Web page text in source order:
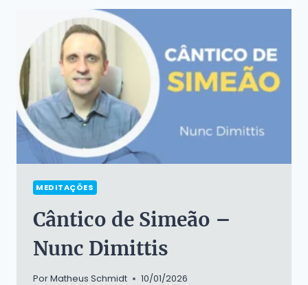
MEDITAÇÕES
Cântico de Simeão –
Nunc Dimittis
PorMatheus Schmidt 10/01/2026